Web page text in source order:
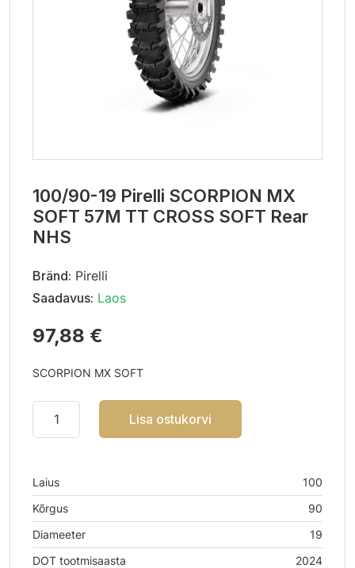
100/90-19 Pirelli SCORPION MX
SOFT 57M TT CROSS SOFT Rear
NHS
Bränd: Pirelli
Saadavus: Laos
97,88 €
SCORPION MX SOFT
Lisa ostukorvi
Laius
100
Kõrgus
90
Diameeter
19
DOT tootmisaasta
2024